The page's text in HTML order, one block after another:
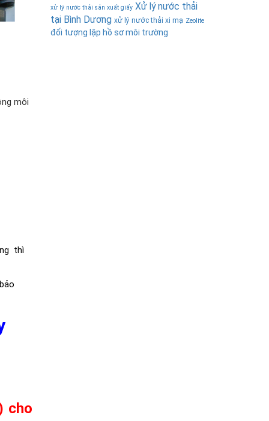
môi
thì
cho
xử lý nước thải sản xuất giấy Xử lý nước thải
tại Bình Dương xử lý nước thải xi mạ Zeolite
đối tượng lập hồ sơ môi trường